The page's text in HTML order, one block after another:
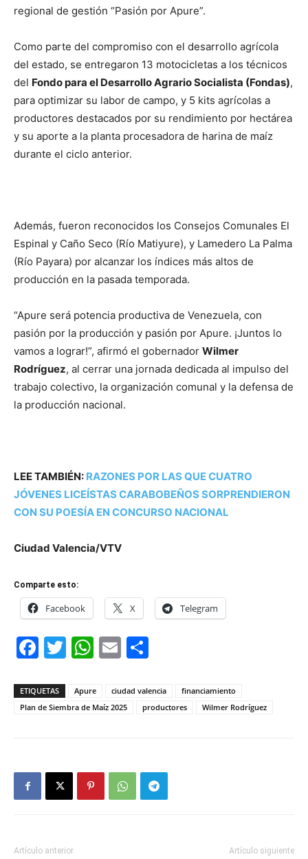
regional de gestión “Pasión por Apure”.
Como parte del compromiso con el desarrollo agrícola
del estado, se entregaron 13 motocicletas a los técnicos
del Fondo para el Desarrollo Agrario Socialista (Fondas),
para optimizar su labor de campo, y 5 kits agrícolas a
productores destacados por su rendimiento por hectárea
y su aporte a la planta procesadora de harina de maíz
durante el ciclo anterior.
Además, fueron reconocidos los Consejos Comunales El
Espinal y Caño Seco (Río Matiyure), y Lamedero La Palma
(Río Payara) por alcanzar los índices más altos de
producción en la pasada temporada.
“Apure será potencia productiva de Venezuela, con
pasión por la producción y pasión por Apure. ¡Juntos lo
vamos a lograr!”, afirmó el gobernador Wilmer
Rodríguez, al cerrar una jornada dedicada al impulso del
trabajo colectivo, la organización comunal y la defensa de
la producción nacional.
LEE TAMBIÉN: RAZONES POR LAS QUE CUATRO
JÓVENES LICEÍSTAS CARABOBEÑOS SORPRENDIERON
CON SU POESÍA EN CONCURSO NACIONAL
Ciudad Valencia/VTV
Comparte esto:
Facebook X Telegram
Facebook
Twitter
WhatsApp
Email
ETIQUETAS Apure ciudad valencia
financiamiento
Plan de Siembra de Maíz 2025
productores Wilmer Rodríguez
Artículo anterior Artículo siguiente